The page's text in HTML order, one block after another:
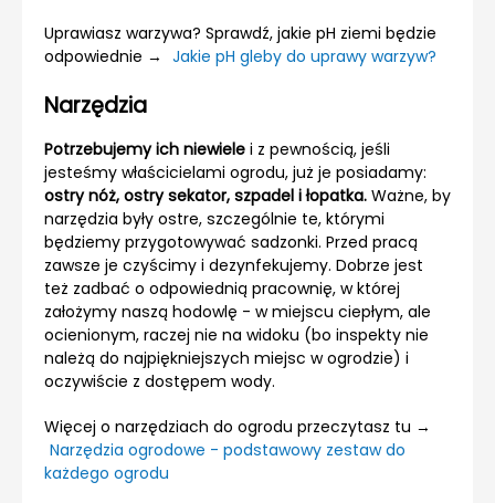
Uprawiasz warzywa? Sprawdź, jakie pH ziemi będzie
odpowiednie → Jakie pH gleby do uprawy warzyw?
Narzędzia
Potrzebujemy ich niewiele i z pewnością, jeśli
jesteśmy właścicielami ogrodu, już je posiadamy:
ostry nóż, ostry sekator, szpadel i łopatka. Ważne, by
narzędzia były ostre, szczególnie te, którymi
będziemy przygotowywać sadzonki. Przed pracą
zawsze je czyścimy i dezynfekujemy. Dobrze jest
też zadbać o odpowiednią pracownię, w której
założymy naszą hodowlę - w miejscu ciepłym, ale
ocienionym, raczej nie na widoku (bo inspekty nie
należą do najpiękniejszych miejsc w ogrodzie) i
oczywiście z dostępem wody.
Więcej o narzędziach do ogrodu przeczytasz tu →
Narzędzia ogrodowe - podstawowy zestaw do
każdego ogrodu